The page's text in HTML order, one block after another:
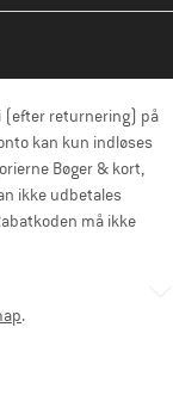
returnering) på
kan kun indløses
Bøger & kort,
ikke udbetales
må ikke
.